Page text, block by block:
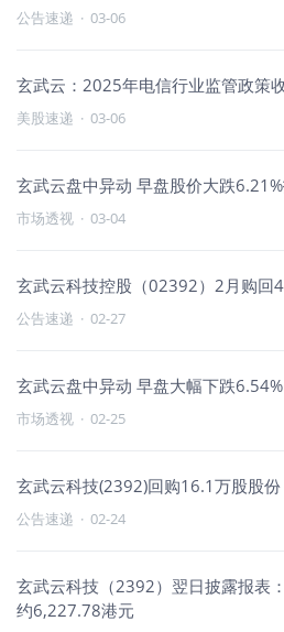
公告速递 · 03-06
玄武云：2025年电信行业监管政策
美股速递 · 03-06
玄武云盘中异动 早盘股价大跌
市场透视 · 03-04
玄武云科技控股（02392）2月购回
公告速递 · 02-27
玄武云盘中异动 早盘大幅下跌6.54%
市场透视 · 02-25
玄武云科技(2392)回购16.1万股股
公告速递 · 02-24
玄武云科技（2392）翌日披露报表
约6,227.78港元